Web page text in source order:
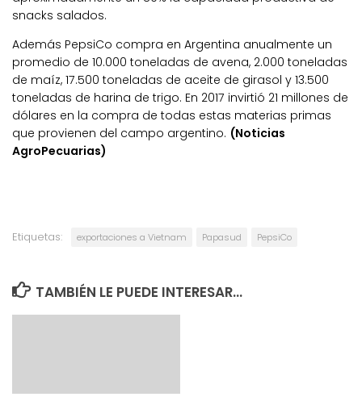
snacks salados.
Además PepsiCo compra en Argentina anualmente un
promedio de 10.000 toneladas de avena, 2.000 toneladas
de maíz, 17.500 toneladas de aceite de girasol y 13.500
toneladas de harina de trigo. En 2017 invirtió 21 millones de
dólares en la compra de todas estas materias primas
que provienen del campo argentino. (Noticias
AgroPecuarias)
Etiquetas: exportaciones a Vietnam Papasud PepsiCo
TAMBIÉN LE PUEDE INTERESAR...